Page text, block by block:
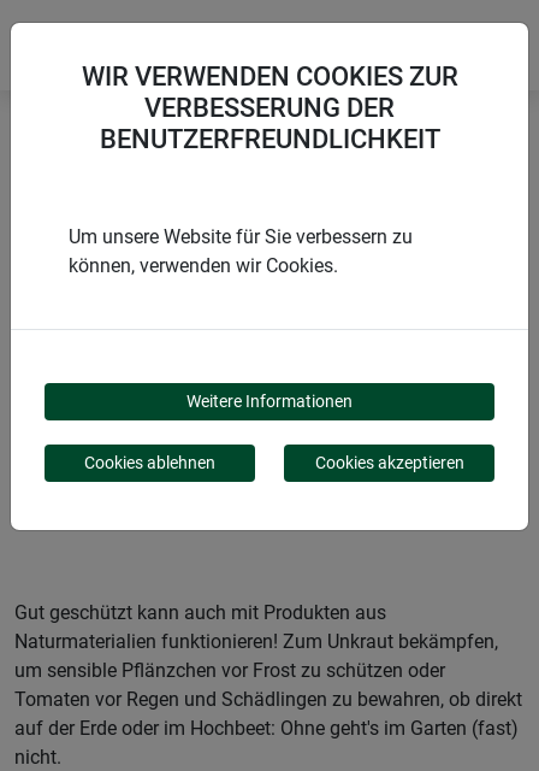
FOLIEN & VLIESE AUS
Gut geschützt kann auch mit Produkten aus
Naturmaterialien funktionieren! Zum Unkraut bekämpfen,
um sensible Pflänzchen vor Frost zu schützen oder
Tomaten vor Regen und Schädlingen zu bewahren, ob direkt
auf der Erde oder im Hochbeet: Ohne geht's im Garten (fast)
nicht.
WIR VERWENDEN COOKIES ZUR
VERBESSERUNG DER
BENUTZERFREUNDLICHKEIT
Um unsere Website für Sie verbessern zu
können, verwenden wir Cookies.
Weitere Informationen
Cookies ablehnen Cookies akzeptieren